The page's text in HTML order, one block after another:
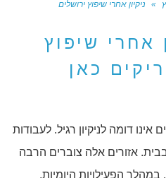
» ניקיון אחרי שיפוץ ירושלים
אחרי שיפוץ
כאן
אינו דומה לניקיון רגיל. לעבודות
אזורים אלה צוברים הרבה
הפעילויות היומיות,